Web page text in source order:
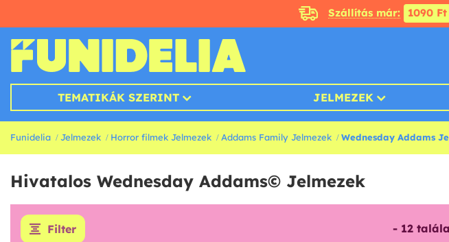
Szállítás már: 1090 Ft
TEMATIKÁK SZERINT JELMEZEK
Funidelia Jelmezek Horror filmek Jelmezek Addams Family Jelmezek Wednesday Addams
Hivatalos Wednesday Addams© Jelmezek
Filter - 12